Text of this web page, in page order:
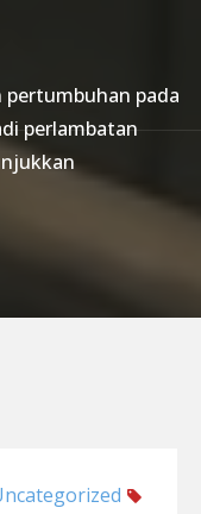
pertumbuhan pada
perlambatan